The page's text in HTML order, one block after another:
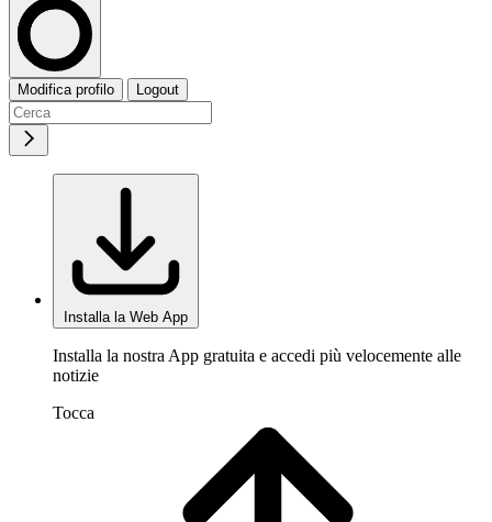
Modifica profilo Logout
Installa la Web App
Installa la nostra App gratuita e accedi più velocemente alle
notizie
Tocca